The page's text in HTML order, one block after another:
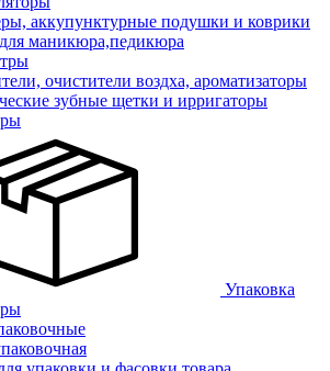
аккупунктурные подушки и коврики
маникюра,педикюра
очистители воздха, ароматизаторы
зубные щетки и ирригаторы
Упаковка